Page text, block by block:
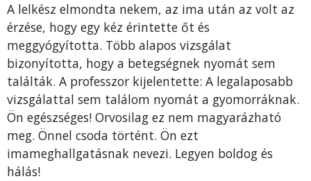
A lelkész elmondta nekem, az ima után az volt az
ér­zése, hogy egy kéz érintette őt és
meggyógyította. Több alapos vizsgálat
bizonyította, hogy a betegségnek nyomát sem
találták. A professzor kijelentette: A legalaposabb
vizsgálattal sem találom nyomát a gyomorráknak.
Ön egészséges! Orvosilag ez nem magyarázható
meg. Önnel csoda történt. Ön ezt
imameghallgatásnak nevezi. Legyen boldog és
hálás!